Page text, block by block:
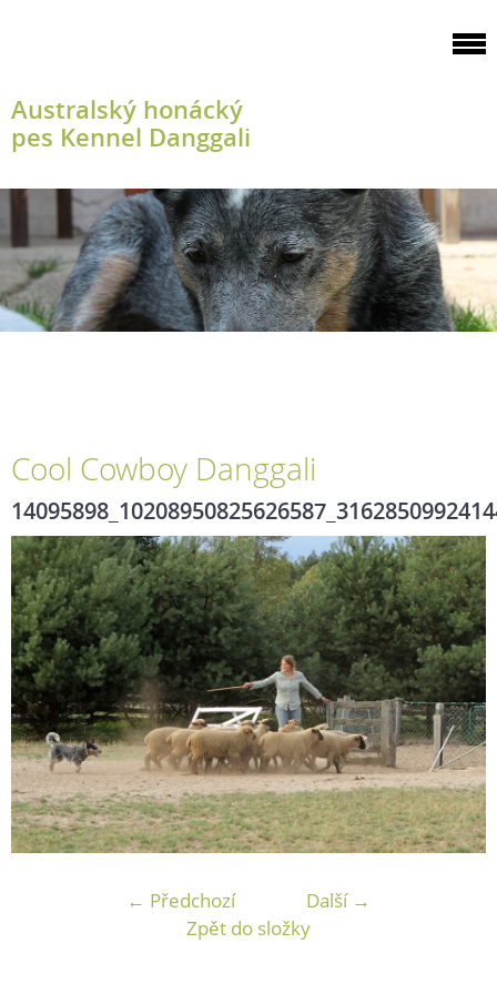
Australský honácký
pes Kennel Danggali
Cool Cowboy Danggali
← Předchozí
Další →
Zpět do složky